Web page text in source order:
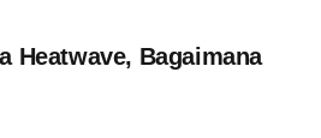
Heatwave, Bagaimana